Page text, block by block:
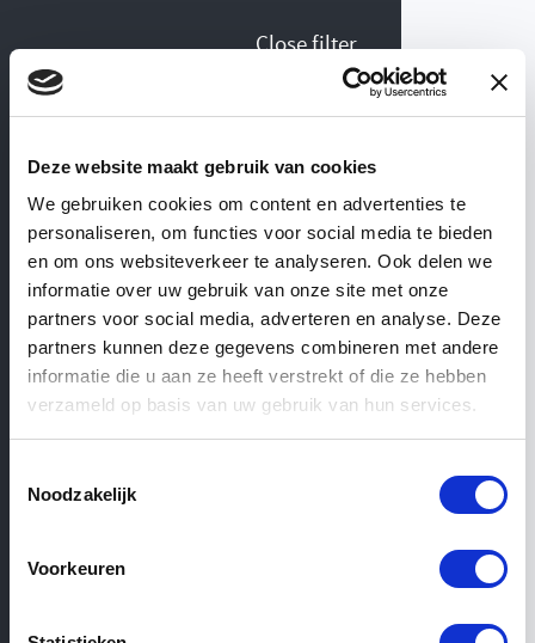
Deze website maakt gebruik van cookies
We gebruiken cookies om content en advertenties te
personaliseren, om functies voor social media te bieden
en om ons websiteverkeer te analyseren. Ook delen we
informatie over uw gebruik van onze site met onze
partners voor social media, adverteren en analyse. Deze
partners kunnen deze gegevens combineren met andere
informatie die u aan ze heeft verstrekt of die ze hebben
verzameld op basis van uw gebruik van hun services.
Noodzakelijk
Voorkeuren
WEBSHOP— ’T ACHTERHUIS
Fences
Close filter
Collection Fences
View similar categories
Gates